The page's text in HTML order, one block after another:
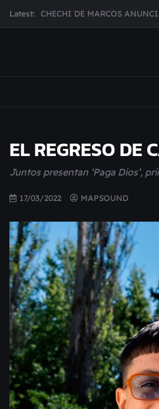
Latest:
EL REGRESO DE
Juntos presentan ‘Paga Dios’,
17/03/2022 MAPSOUND